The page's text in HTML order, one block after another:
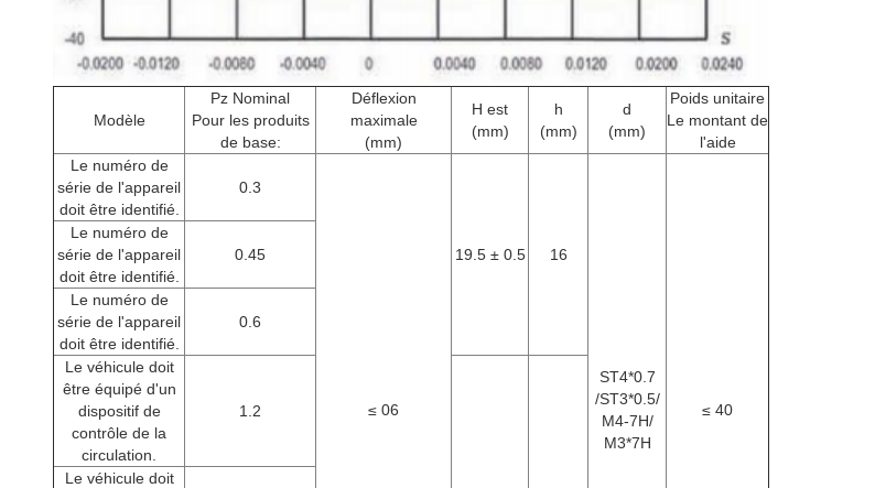
Modèle
Pz Nominal
Pour les produits
de base:
Déflexion
maximale
(mm)
H est
(mm)
h
(mm)
d
(mm)
Poids unitaire
Le montant de
l'aide
Le numéro de
série de l'appareil
doit être identifié.
0.3
≤ 06
19.5 ± 0.5 16
ST4*0.7
/ST3*0.5/
M4-7H/
M3*7H
≤ 40
Le numéro de
série de l'appareil
doit être identifié.
0.45
Le numéro de
série de l'appareil
doit être identifié.
0.6
Le véhicule doit
être équipé d'un
dispositif de
contrôle de la
circulation.
1.2
Le véhicule doit